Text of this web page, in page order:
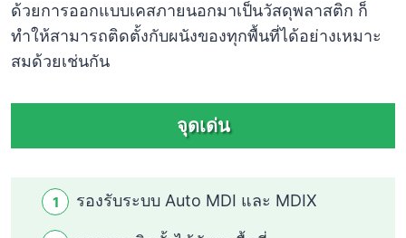
ด้วยการออกแบบเคสภายนอกมาเป็นวัสดุพลาสติก ก็
ทำให้สามารถติดตั้งกับผนังของทุกพื้นที่ได้อย่างเหมาะ
สมด้วยเช่นกัน
จุดเด่น
รองรับระบบ Auto MDI และ MDIX